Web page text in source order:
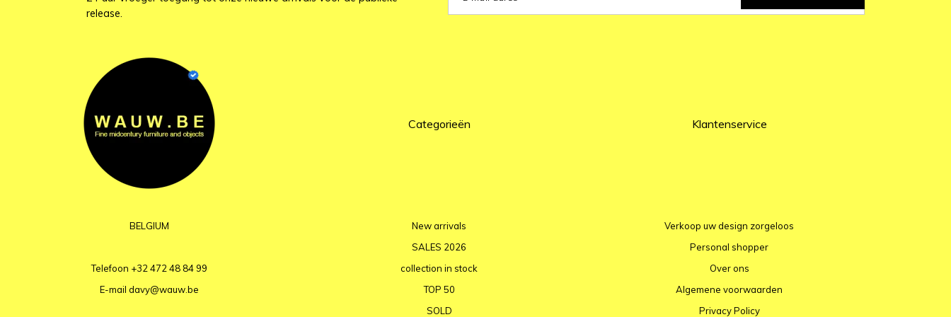
release.
BELGIUM
Telefoon +32 472 48 84 99
E-mail davy@wauw.be
Categorieën
New arrivals
SALES 2026
collection in stock
TOP 50
SOLD
Klantenservice
Verkoop uw design zorgeloos
Personal shopper
Over ons
Algemene voorwaarden
Privacy Policy